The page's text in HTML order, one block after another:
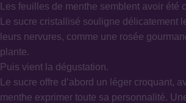
Les feuilles de menthe semblent avoir été
Le sucre cristallisé souligne délicatement
leurs nervures, comme une rosée
plante.
Puis vient la dégustation.
Le sucre offre d’abord un léger croquant,
menthe exprimer toute sa personnalité.